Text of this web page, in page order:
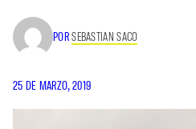
PORSEBASTIAN SACO
25 DE MARZO, 2019